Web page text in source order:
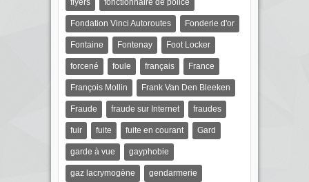
flyers fonctionnaire de police
Fondation Vinci Autoroutes Fonderie d'or
Fontaine Fontenay Foot Locker
forcené foule français France
François Mollin Frank Van Den Bleeken
Fraude fraude sur Internet fraudes
fuir fuite fuite en courant Gard
garde à vue gayphobie
gaz lacrymogène gendarmerie